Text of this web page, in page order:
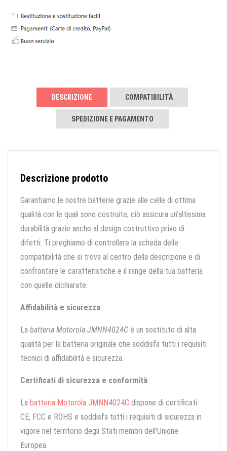
DESCRIZIONE COMPATIBILITÀ
SPEDIZIONE E PAGAMENTO
Descrizione prodotto
Garantiamo le nostre batterie grazie alle celle di ottima
qualità con le quali sono costruite, ciò assicura un’altissima
durabilità grazie anche al design costruttivo privo di
difetti. Ti preghiamo di controllare la scheda delle
compatibilità che si trova al centro della descrizione e di
confrontare le caratteristiche e il range della tua batteria
con quelle dichiarate.
Affidabilità e sicurezza
La batteria Motorola JMNN4024C è un sostituto di alta
qualità per la batteria originale che soddisfa tutti i requisiti
tecnici di affidabilità e sicurezza.
Certificati di sicurezza e conformità
La batteria Motorola JMNN4024C dispone di certificati
CE, FCC e ROHS e soddisfa tutti i requisiti di sicurezza in
vigore nel territorio degli Stati membri dell'Unione
Europea.